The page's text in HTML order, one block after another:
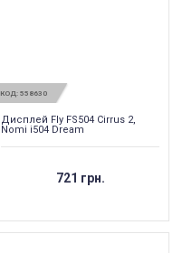
КОД: 558630
Дисплей Fly FS504 Cirrus 2,
Nomi i504 Dream
721 грн.